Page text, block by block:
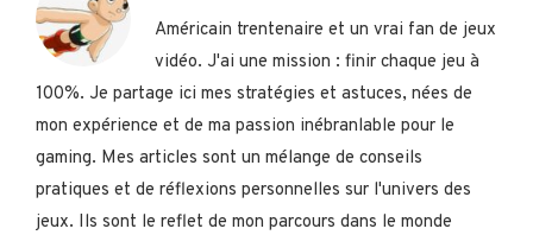
Américain trentenaire et un vrai fan de jeux
vidéo. J'ai une mission : finir chaque jeu à
100%. Je partage ici mes stratégies et astuces, nées de
mon expérience et de ma passion inébranlable pour le
gaming. Mes articles sont un mélange de conseils
pratiques et de réflexions personnelles sur l'univers des
jeux. Ils sont le reflet de mon parcours dans le monde